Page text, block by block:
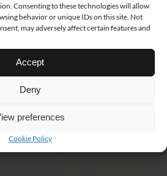
Consenting to these technologies will allow
behavior or unique IDs on this site. Not
may adversely affect certain features and
Accept
Deny
preferences
Cookie Policy